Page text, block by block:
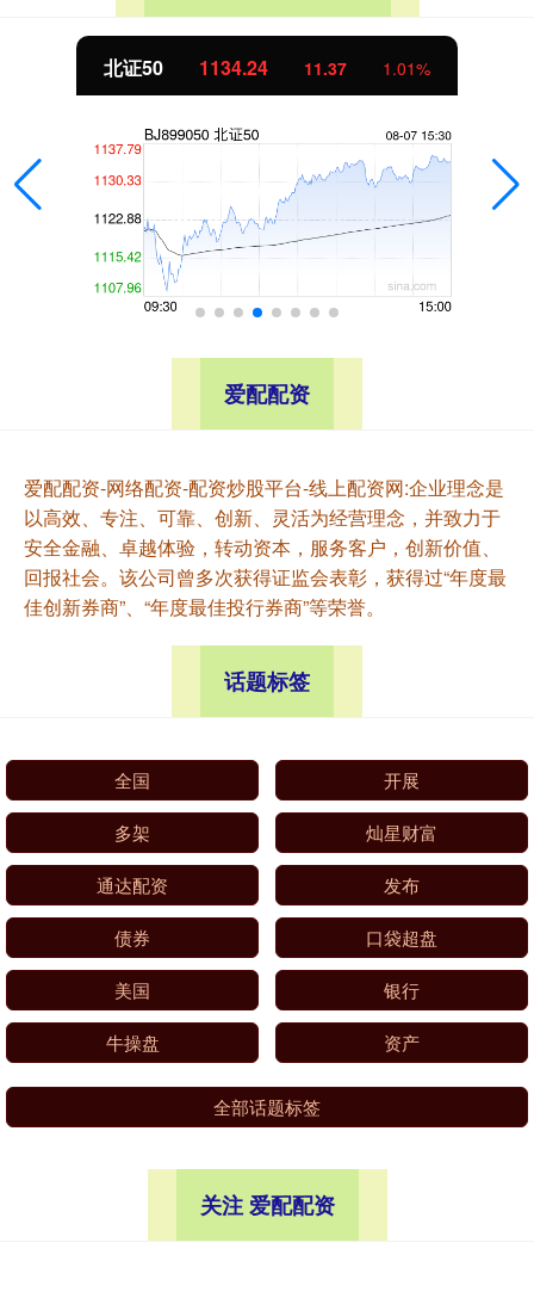
北证50 1134.24 11.37 1.01%
爱配配资
爱配配资-网络配资-配资炒股平台-线上配资网:企业理念是
以高效、专注、可靠、创新、灵活为经营理念，并致力于
安全金融、卓越体验，转动资本，服务客户，创新价值、
回报社会。该公司曾多次获得证监会表彰，获得过“年度最
佳创新券商”、“年度最佳投行券商”等荣誉。
话题标签
全国 开展
多架 灿星财富
通达配资 发布
债券 口袋超盘
美国 银行
牛操盘 资产
全部话题标签
关注 爱配配资